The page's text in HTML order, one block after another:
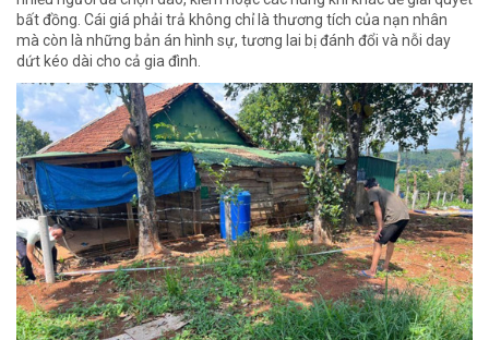
bất đồng. Cái giá phải trả không chỉ là thương tích của nạn nhân
mà còn là những bản án hình sự, tương lai bị đánh đổi và nỗi day
dứt kéo dài cho cả gia đình.